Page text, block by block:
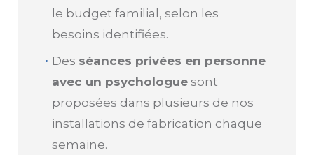
le budget familial, selon les
besoins identifiées.
Des séances privées en personne
avec un psychologuesont
proposées dans plusieurs de nos
installations de fabrication chaque
semaine.